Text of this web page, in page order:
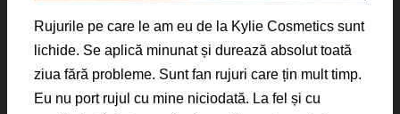
Rujurile pe care le am eu de la Kylie Cosmetics sunt
lichide. Se aplică minunat și durează absolut toată
ziua fără probleme. Sunt fan rujuri care țin mult timp.
Eu nu port rujul cu mine niciodată. La fel și cu